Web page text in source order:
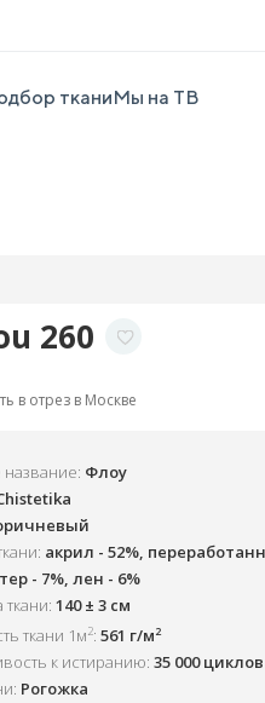
тканиМы на ТВ
260
в отрез в Москве
название: Флоу
акрил - 52%,
- 7%, лен - 6%
140 ± 3 см
ткани 1м2: 561 г/м2
к истиранию: 35 000 циклов
Рогожка